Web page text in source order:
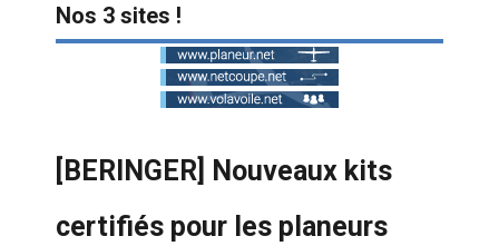
Nos 3 sites !
[BERINGER] Nouveaux kits
certifiés pour les planeurs